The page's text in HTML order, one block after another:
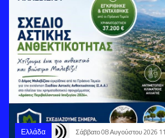
Ελλάδα Σάββατο 08 Αυγούστου 2026